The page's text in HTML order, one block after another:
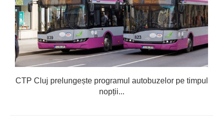
CTP Cluj prelungește programul autobuzelor pe timpul
nopții...